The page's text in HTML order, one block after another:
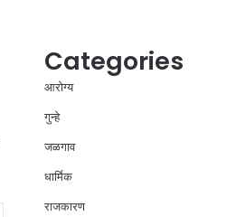
Categories
आरोग्य
गुन्हे
जळगाव
धार्मिक
राजकारण